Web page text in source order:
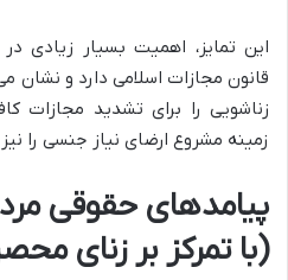
این تمایز، اهمیت بسیار زیادی
قانون مجازات اسلامی دارد و نشان
زناشویی را برای تشدید مجازات
زمینه مشروع ارضای نیاز جنسی را
پیامدهای حقوقی
(با تمرکز بر زنای